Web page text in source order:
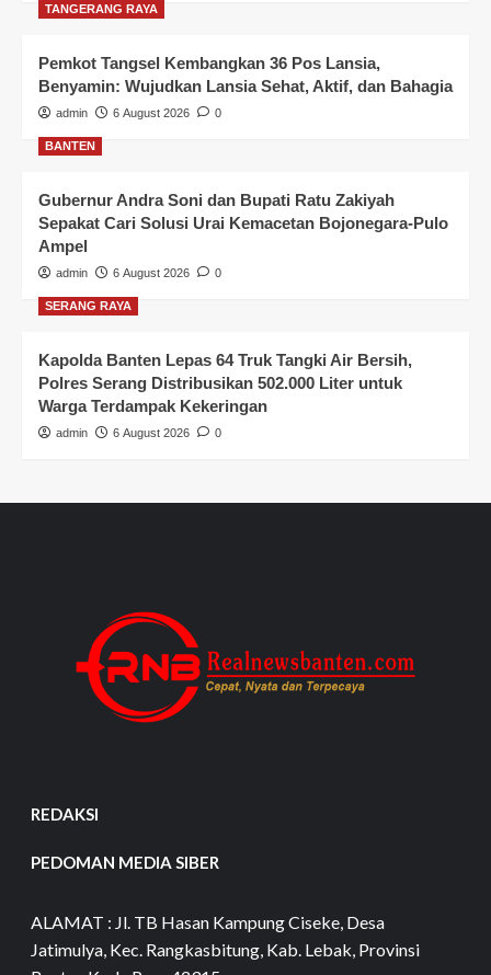
TANGERANG RAYA
Pemkot Tangsel Kembangkan 36 Pos Lansia,
Benyamin: Wujudkan Lansia Sehat, Aktif, dan Bahagia
admin 6 August 2026 0
BANTEN
Gubernur Andra Soni dan Bupati Ratu Zakiyah
Sepakat Cari Solusi Urai Kemacetan Bojonegara-Pulo
Ampel
admin 6 August 2026 0
SERANG RAYA
Kapolda Banten Lepas 64 Truk Tangki Air Bersih,
Polres Serang Distribusikan 502.000 Liter untuk
Warga Terdampak Kekeringan
admin 6 August 2026 0
REDAKSI
PEDOMAN MEDIA SIBER
ALAMAT : Jl. TB Hasan Kampung Ciseke, Desa
Jatimulya, Kec. Rangkasbitung, Kab. Lebak, Provinsi